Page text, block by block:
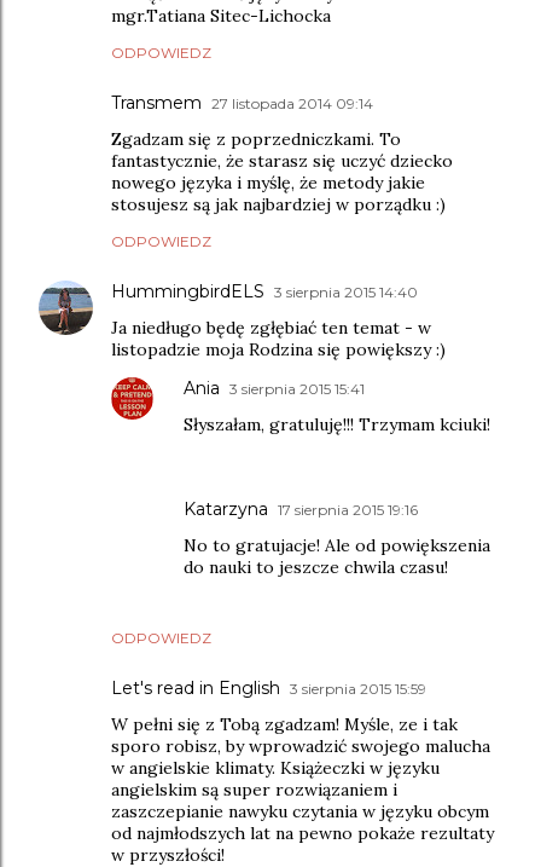
mgr.Tatiana Sitec-Lichocka
ODPOWIEDZ
Transmem 27 listopada 2014 09:14
Zgadzam się z poprzedniczkami. To
fantastycznie, że starasz się uczyć dziecko
nowego języka i myślę, że metody jakie
stosujesz są jak najbardziej w porządku :)
ODPOWIEDZ
HummingbirdELS 3 sierpnia 2015 14:40
Ja niedługo będę zgłębiać ten temat - w
listopadzie moja Rodzina się powiększy :)
ODPOWIEDZ
Ania 3 sierpnia 2015 15:41
Słyszałam, gratuluję!!! Trzymam kciuki!
Katarzyna 17 sierpnia 2015 19:16
No to gratujacje! Ale od powiększenia
do nauki to jeszcze chwila czasu!
Let's read in English 3 sierpnia 2015 15:59
W pełni się z Tobą zgadzam! Myśle, ze i tak
sporo robisz, by wprowadzić swojego malucha
w angielskie klimaty. Książeczki w języku
angielskim są super rozwiązaniem i
zaszczepianie nawyku czytania w języku obcym
od najmłodszych lat na pewno pokaże rezultaty
w przyszłości!